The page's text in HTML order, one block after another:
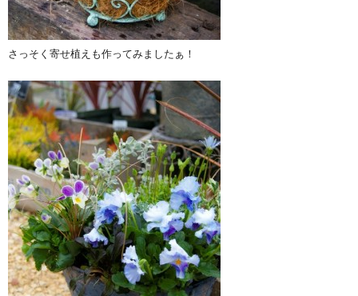
さっそく寄せ植えも作ってみましたぁ！